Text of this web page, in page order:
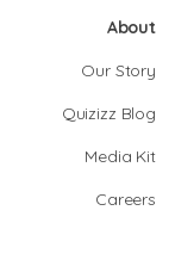
About
Our Story
Quizizz Blog
Media Kit
Careers